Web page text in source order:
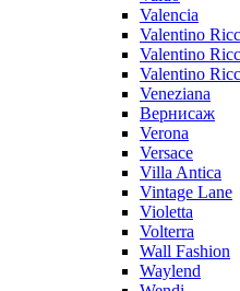
Valencia
Valentino
Valentino
Valentino
Veneziana
Вернисаж
Verona
Versace
Villa Antica
Vintage Lane
Violetta
Volterra
Wall Fashion
Waylend